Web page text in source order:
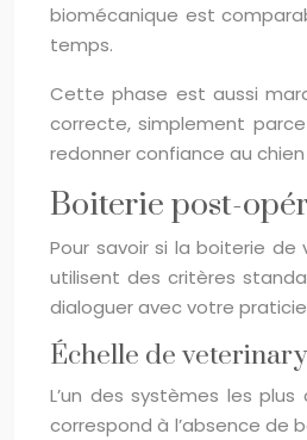
biomécanique est
temps.
Cette phase est aussi
correcte, simplement
redonner confiance au
Boiterie post-
Pour savoir si la boiterie de
utilisent des critères
dialoguer avec votre
Échelle de
L’un des systèmes les
correspond à l’absence de